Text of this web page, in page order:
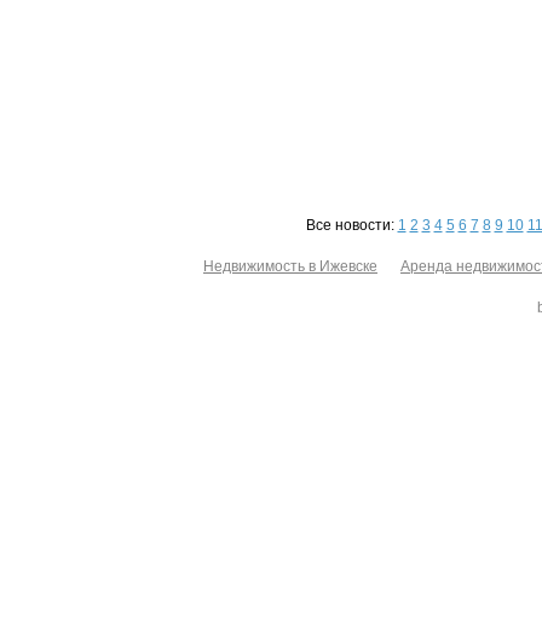
Все новости: 1 2 3 4 5 6 7 8 9 10 11
Недвижимость в Ижевске Аренда